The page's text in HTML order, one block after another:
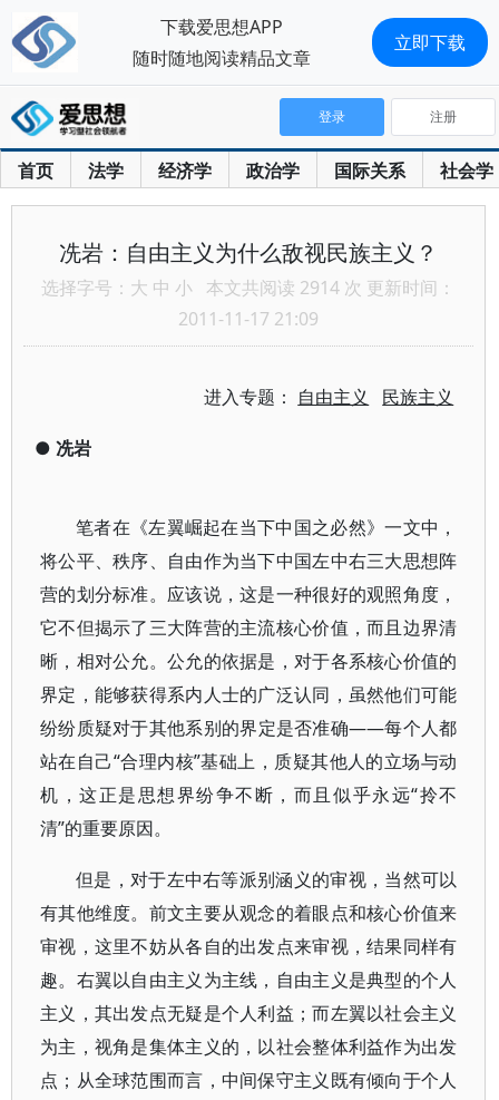
首页 法学 经济学 政治学 国际关系 社会学
登录 注册
冼岩：自由主义为什么敌视民族主义？
选择字号： 大 中 小 本文共阅读 2914 次 更新时间：
2011-11-17 21:09
进入专题： 自由主义 民族主义
● 冼岩
笔者在《左翼崛起在当下中国之必然》一文中，
将公平、秩序、自由作为当下中国左中右三大思想阵
营的划分标准。应该说，这是一种很好的观照角度，
它不但揭示了三大阵营的主流核心价值，而且边界清
晰，相对公允。公允的依据是，对于各系核心价值的
界定，能够获得系内人士的广泛认同，虽然他们可能
纷纷质疑对于其他系别的界定是否准确——每个人都
站在自己“合理内核”基础上，质疑其他人的立场与动
机，这正是思想界纷争不断，而且似乎永远“拎不
清”的重要原因。
但是，对于左中右等派别涵义的审视，当然可以
有其他维度。前文主要从观念的着眼点和核心价值来
审视，这里不妨从各自的出发点来审视，结果同样有
趣。右翼以自由主义为主线，自由主义是典型的个人
主义，其出发点无疑是个人利益；而左翼以社会主义
为主，视角是集体主义的，以社会整体利益作为出发
点；从全球范围而言，中间保守主义既有倾向于个人
下载爱思想APP
随时随地阅读精品文章
立即下载